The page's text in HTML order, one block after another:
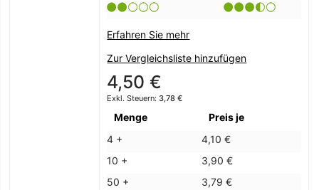
Erfahren Sie mehr
Zur Vergleichsliste hinzufügen
4,50 €
3,78 €
Menge
Preis je
4 +
4,10 €
10 +
3,90 €
50 +
3,79 €